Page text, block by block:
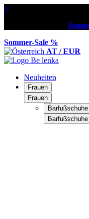
×
Sommer-Sale %
AT / EUR
Neuheiten
Frauen
Frauen
Barfußschuhe
Barfußschuhe